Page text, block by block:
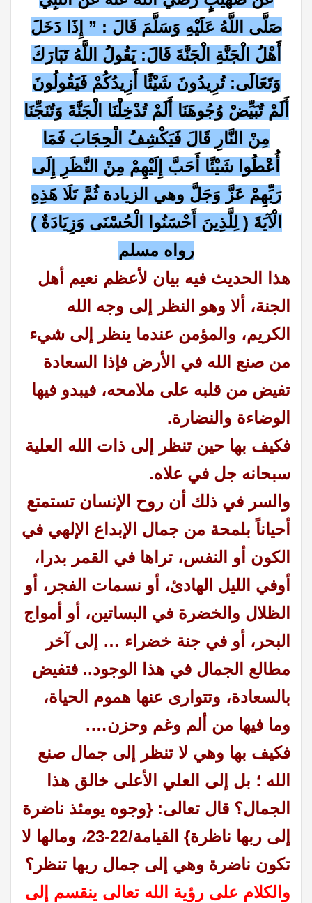
صَلَّى اللَّهُ عَلَيْهِ وَسَلَّمَ قَالَ : ” إِذَا دَخَلَ
أَهْلُ الْجَنَّةِ الْجَنَّةَ قَالَ: يَقُولُ اللَّهُ تَبَارَكَ
وَتَعَالَى: تُرِيدُونَ شَيْئًا أَزِيدُكُمْ فَيَقُولُونَ
أَلَمْ تُبَيِّضْ وُجُوهَنَا أَلَمْ تُدْخِلْنَا الْجَنَّةَ وَتُنَجِّنَا
مِنْ النَّارِ قَالَ فَيَكْشِفُ الْحِجَابَ فَمَا
أُعْطُوا شَيْئًا أَحَبَّ إِلَيْهِمْ مِنْ النَّظَرِ إِلَى
رَبِّهِمْ عَزَّ وَجَلَّ وهي الزيادة ثُمَّ تَلَا هَذِهِ
الْآيَةَ ( لِلَّذِينَ أَحْسَنُوا الْحُسْنَى وَزِيَادَةٌ )
رواه مسلم
هذا الحديث فيه بيان لأعظم نعيم أهل
الجنة، ألا وهو النظر إلى وجه الله
الكريم، و المؤمن عندما ينظر إلى شيء
من صنع الله في الأرض فإذا السعادة
تفيض من قلبه على ملامحه، فيبدو فيها
الوضاءة والنضارة.
فكيف بها حين تنظر إلى ذات الله العلية
سبحانه جل في علاه.
والسر في ذلك أن روح الإنسان تستمتع
أحياناً بلمحة من جمال الإبداع الإلهي في
الكون أو النفس، تراها في القمر بدرا،
أوفي الليل الهادئ، أو نسمات الفجر، أو
الظلال والخضرة في البساتين، أو أمواج
البحر، أو في جنة خضراء … إلى آخر
مطالع الجمال في هذا الوجود.. فتفيض
بالسعادة، وتتوارى عنها هموم الحياة،
وما فيها من ألم وغم وحزن….
فكيف بها وهي لا تنظر إلى جمال صنع
الله ؛ بل إلى العلي الأعلى خالق هذا
الجمال؟ قال تعالى: {وجوه يومئذ ناضرة
إلى ربها ناظرة} القيامة/22-23،
ومالها لا
تكون ناضرة وهي إلى جمال ربها تنظر؟
والكلام على رؤية الله تعالى ينقسم إلى